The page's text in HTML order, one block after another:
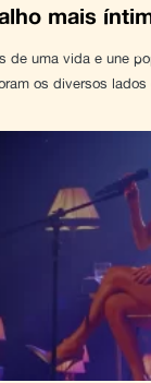
mais
de uma vida e une
os diversos